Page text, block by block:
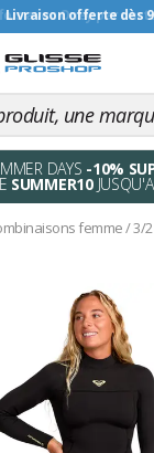
Livraison offerte dès
DAYS -10%
SUMMER10
femme/3/